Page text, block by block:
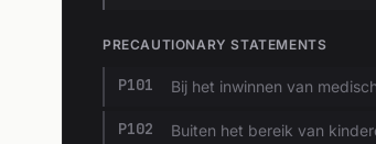
PRECAUTIONARY STATEMENTS
P101 Bij het inwinnen van
P102 Buiten het bereik van